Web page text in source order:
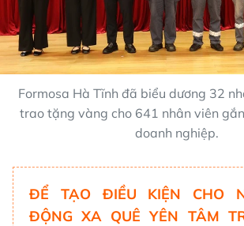
Formosa Hà Tĩnh đã biểu dương 32
trao tặng vàng cho 641 nhân viên
doanh nghiệp.
ĐỂ TẠO ĐIỀU KIỆN CHO
ĐỘNG XA QUÊ YÊN TÂM